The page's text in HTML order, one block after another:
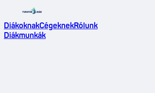
DiákoknakCégeknekRólunk
Diákmunkák